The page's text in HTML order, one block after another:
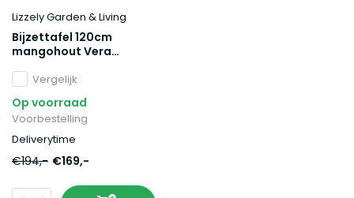
Lizzely Garden & Living
Bijzettafel 120cm
mangohout Vera
Vergelijk
Op voorraad
Voorbestelling
Deliverytime
€194,- €169,-